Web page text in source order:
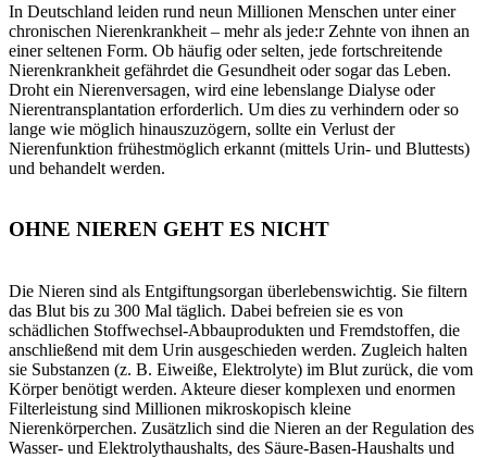
In Deutschland leiden rund neun Millionen Menschen unter einer
chronischen Nierenkrankheit – mehr als jede:r Zehnte von ihnen an
einer seltenen Form. Ob häufig oder selten, jede fortschreitende
Nierenkrankheit gefährdet die Gesundheit oder sogar das Leben.
Droht ein Nierenversagen, wird eine lebenslange Dialyse oder
Nierentransplantation erforderlich. Um dies zu verhindern oder so
lange wie möglich hinauszuzögern, sollte ein Verlust der
Nierenfunktion frühestmöglich erkannt (mittels Urin- und Bluttests)
und behandelt werden.
OHNE NIEREN GEHT ES NICHT
Die Nieren sind als Entgiftungsorgan überlebenswichtig. Sie filtern
das Blut bis zu 300 Mal täglich. Dabei befreien sie es von
schädlichen Stoffwechsel-Abbauprodukten und Fremdstoffen, die
anschließend mit dem Urin ausgeschieden werden. Zugleich halten
sie Substanzen (z. B. Eiweiße, Elektrolyte) im Blut zurück, die vom
Körper benötigt werden. Akteure dieser komplexen und enormen
Filterleistung sind Millionen mikroskopisch kleine
Nierenkörperchen. Zusätzlich sind die Nieren an der Regulation des
Wasser- und Elektrolythaushalts, des Säure-Basen-Haushalts und